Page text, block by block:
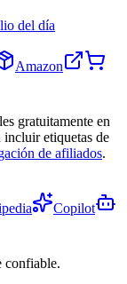
del día
Amazon
gratuitamente en
incluir etiquetas de
de afiliados.
Copilot
confiable.